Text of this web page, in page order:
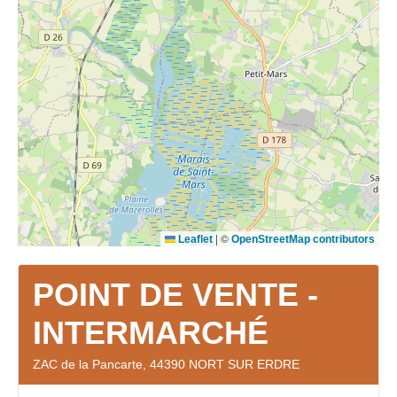
Leaflet | © OpenStreetMap contributors
POINT DE VENTE -
INTERMARCHÉ
ZAC de la Pancarte, 44390 NORT SUR ERDRE